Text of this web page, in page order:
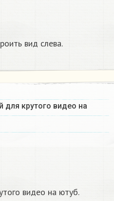
вид слева.
для крутого видео на
видео на ютуб.